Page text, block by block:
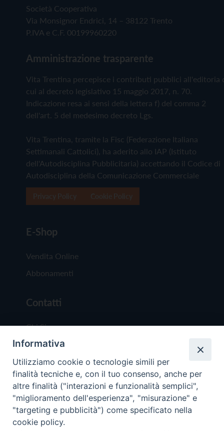
Società Cooperativa
Via Monsignor Endrici, 14 – 38122 Trento
P.IVA e C.F. 00199960220
Amministrazione trasparente
Vita Trentina percepisce i contributi pubblici all'editoria
cui al decreto legislativo 15 maggio 2017, n. 70.
Indicazione resa ai sensi della lettera f) del comma 2
dell'art. 5 del medesimo decreto Lgs.
Vita Trentina, tramite la Fisc (Federazione Italiana
Settimanali Cattolici), ha aderito allo IAP (Istituto
dell'Autodisciplina Pubblicitaria) accettando il Codice di
Autodisciplina della Comunicazione Commerciale
E-Shop
Vendita Online
Abbonamenti
Contatti
Chi Siamo
Redazione
Scrivici
Copyright © 2019 - Tutti i diritti riservati - Vita
Informativa
Utilizziamo cookie o tecnologie simili per
finalità tecniche e, con il tuo consenso, anche per
altre finalità ("interazioni e funzionalità semplici",
"miglioramento dell'esperienza", "misurazione" e
"targeting e pubblicità") come specificato nella
cookie policy.